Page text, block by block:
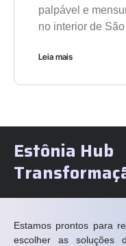
palpável e
no interior de
Leia mais
Estônia Hub
Estamos prontos para
escolher as soluções